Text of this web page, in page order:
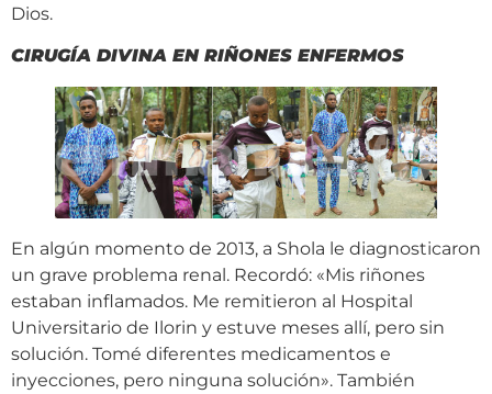
Dios.
CIRUGÍA DIVINA EN RIÑONES ENFERMOS
En algún momento de 2013, a Shola le diagnosticaron
un grave problema renal. Recordó: «Mis riñones
estaban inflamados. Me remitieron al Hospital
Universitario de Ilorin y estuve meses allí, pero sin
solución. Tomé diferentes medicamentos e
inyecciones, pero ninguna solución». También